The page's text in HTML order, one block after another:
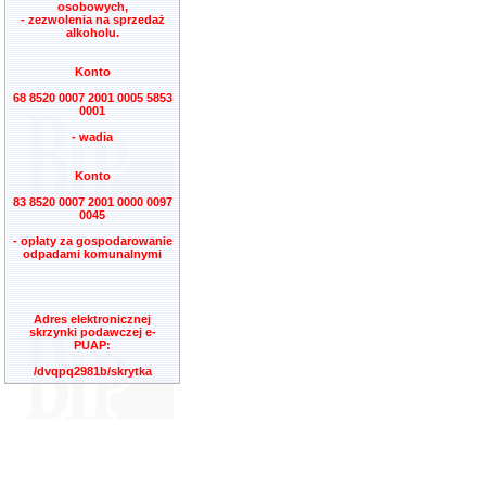
osobowych,
- zezwolenia na sprzedaż
alkoholu.
Konto
68 8520 0007 2001 0005 5853
0001
- wadia
Konto
83 8520 0007 2001 0000 0097
0045
- opłaty za gospodarowanie
odpadami komunalnymi
Adres elektronicznej
skrzynki podawczej e-
PUAP:
/dvqpq2981b/skrytka